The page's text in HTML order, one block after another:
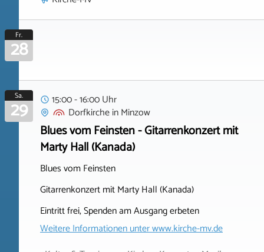
Fr.
28
Sa.
29
15:00 - 16:00 Uhr
DorfkircheinMinzow
Blues vom Feinsten - Gitarrenkonzert mit
Marty Hall (Kanada)
Blues vom Feinsten
Gitarrenkonzert mit Marty Hall (Kanada)
Eintritt frei, Spenden am Ausgang erbeten
Weitere Informationen unterwww.kirche-mv.de